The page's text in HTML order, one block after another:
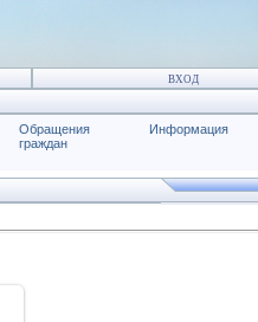
ВХОД
Обращения
граждан
Информация